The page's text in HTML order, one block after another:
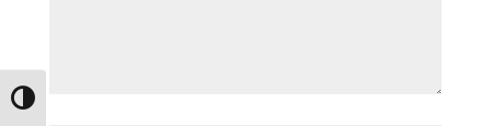
Alternar alto contraste